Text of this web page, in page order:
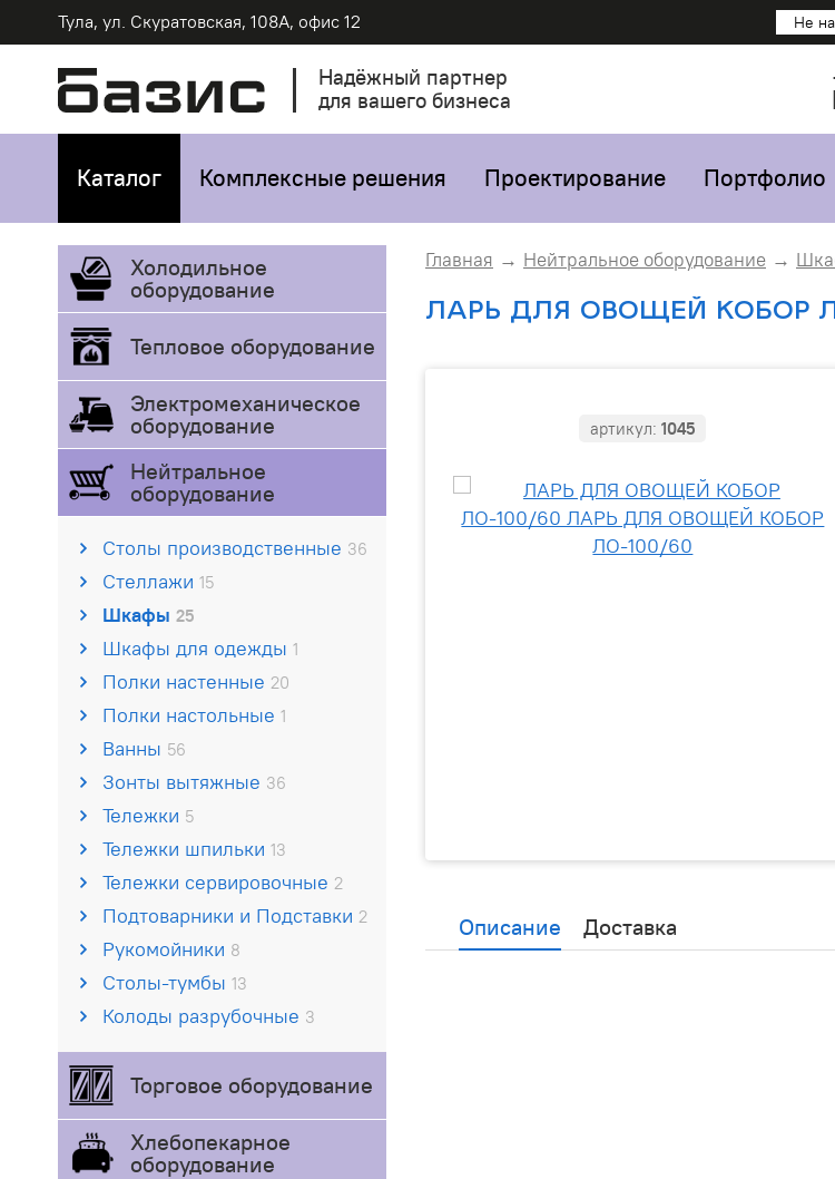
Тула, ул. Скуратовская, 108А, офис 12 Не
Надёжный партнер
для вашего бизнеса
Каталог Комплексные решения Проектирование Портфолио
Холодильное
оборудование
Тепловое оборудование
Электромеханическое
оборудование
Нейтральное
оборудование
Столы производственные 36
Стеллажи 15
Шкафы 25
Шкафы для одежды 1
Полки настенные 20
Полки настольные 1
Ванны 56
Зонты вытяжные 36
Тележки 5
Тележки шпильки 13
Тележки сервировочные 2
Подтоварники и Подставки 2
Рукомойники 8
Столы-тумбы 13
Колоды разрубочные 3
Торговое оборудование
Хлебопекарное
оборудование
Главная Нейтральное оборудование
ЛАРЬ ДЛЯ ОВОЩЕЙ КОБОР
артикул:1045
Описание Доставка